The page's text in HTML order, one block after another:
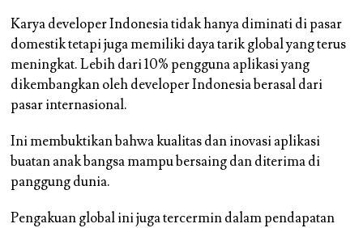
Karya developer Indonesia tidak hanya diminati di pasar
domestik tetapi juga memiliki daya tarik global yang terus
meningkat. Lebih dari 10% pengguna aplikasi yang
dikembangkan oleh developer Indonesia berasal dari
pasar internasional.
Ini membuktikan bahwa kualitas dan inovasi aplikasi
buatan anak bangsa mampu bersaing dan diterima di
panggung dunia.
Pengakuan global ini juga tercermin dalam pendapatan